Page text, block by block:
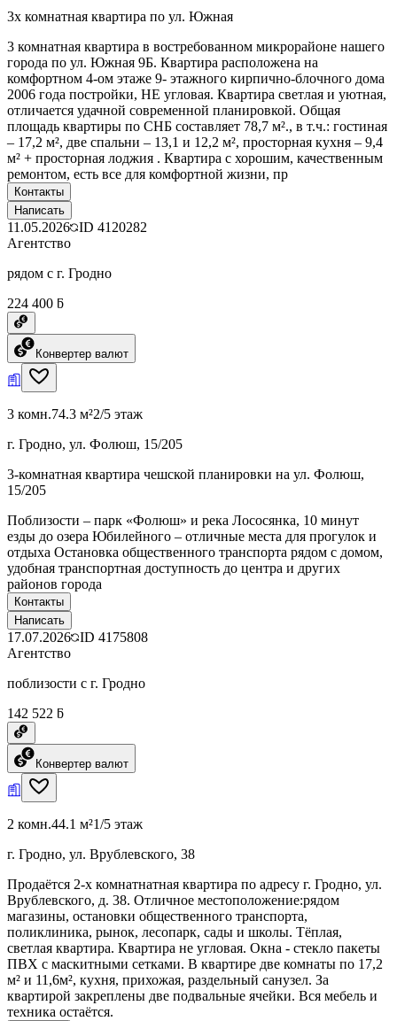
3х комнатная квартира по ул. Южная
3 комнатная квартира в востребованном микрорайоне нашего
города по ул. Южная 9Б. Квартира расположена на
комфортном 4-ом этаже 9- этажного кирпично-блочного дома
2006 года постройки, НЕ угловая. Квартира светлая и уютная,
отличается удачной современной планировкой. Общая
площадь квартиры по СНБ составляет 78,7 м²., в т.ч.: гостиная
– 17,2 м², две спальни – 13,1 и 12,2 м², просторная кухня – 9,4
м² + просторная лоджия . Квартира с хорошим, качественным
ремонтом, есть все для комфортной жизни, пр
Контакты
Написать
11.05.2026 ID 4120282
Агентство
рядом с г. Гродно
224 400 ƃ
Конвертер валют
3 комн.74.3 м²2/5 этаж
г. Гродно, ул. Фолюш, 15/205
3-комнатная квартира чешской планировки на ул. Фолюш,
15/205
Поблизости – парк «Фолюш» и река Лососянка, 10 минут
езды до озера Юбилейного – отличные места для прогулок и
отдыха Остановка общественного транспорта рядом с домом,
удобная транспортная доступность до центра и других
районов города
Контакты
Написать
17.07.2026 ID 4175808
Агентство
поблизости с г. Гродно
142 522 ƃ
Конвертер валют
2 комн.44.1 м²1/5 этаж
г. Гродно, ул. Врублевского, 38
Продаётся 2-х комнатнатная квартира по адресу г. Гродно, ул.
Врублевского, д. 38. Отличное местоположение:рядом
магазины, остановки общественного транспорта,
поликлиника, рынок, лесопарк, сады и школы. Тёплая,
светлая квартира. Квартира не угловая. Окна - стекло пакеты
ПВХ с маскитными сетками. В квартире две комнаты по 17,2
м² и 11,6м², кухня, прихожая, раздельный санузел. За
квартирой закреплены две подвальные ячейки. Вся мебель и
техника остаётся.